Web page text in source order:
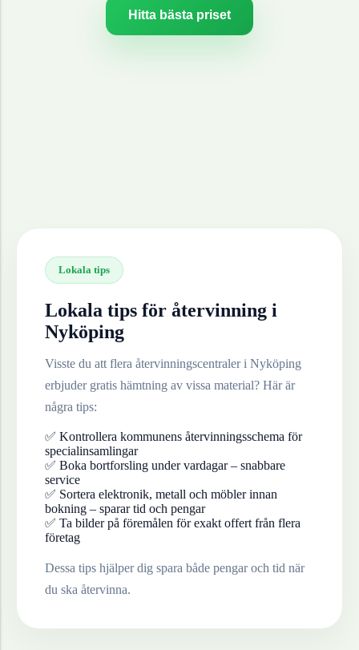
Hitta bästa priset
Lokala tips
Lokala tips för återvinning i
Nyköping
Visste du att flera återvinningscentraler i Nyköping
erbjuder gratis hämtning av vissa material? Här är
några tips:
✅ Kontrollera kommunens återvinningsschema för
specialinsamlingar
✅ Boka bortforsling under vardagar – snabbare
service
✅ Sortera elektronik, metall och möbler innan
bokning – sparar tid och pengar
✅ Ta bilder på föremålen för exakt offert från flera
företag
Dessa tips hjälper dig spara både pengar och tid när
du ska återvinna.